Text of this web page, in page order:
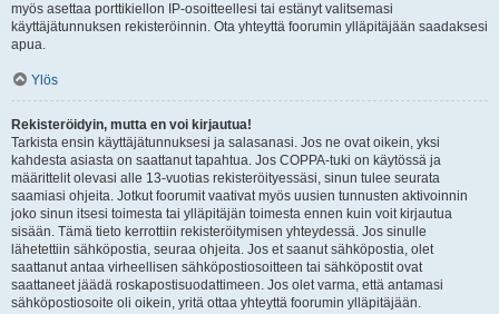
myös asettaa porttikiellon IP-osoitteellesi tai estänyt valitsemasi
käyttäjätunnuksen rekisteröinnin. Ota yhteyttä foorumin ylläpitäjään saadaksesi
apua.
Ylös
Rekisteröidyin, mutta en voi kirjautua!
Tarkista ensin käyttäjätunnuksesi ja salasanasi. Jos ne ovat oikein, yksi
kahdesta asiasta on saattanut tapahtua. Jos COPPA-tuki on käytössä ja
määrittelit olevasi alle 13-vuotias rekisteröityessäsi, sinun tulee seurata
saamiasi ohjeita. Jotkut foorumit vaativat myös uusien tunnusten aktivoinnin
joko sinun itsesi toimesta tai ylläpitäjän toimesta ennen kuin voit kirjautua
sisään. Tämä tieto kerrottiin rekisteröitymisen yhteydessä. Jos sinulle
lähetettiin sähköpostia, seuraa ohjeita. Jos et saanut sähköpostia, olet
saattanut antaa virheellisen sähköpostiosoitteen tai sähköpostit ovat
saattaneet jäädä roskapostisuodattimeen. Jos olet varma, että antamasi
sähköpostiosoite oli oikein, yritä ottaa yhteyttä foorumin ylläpitäjään.